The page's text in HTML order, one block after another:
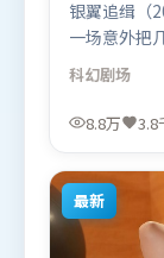
银翼追缉（
一场意外把
与背叛交替
质，增强沉
吴京，汤姆
的观众观看
科幻剧场
8.8万 3.8
最新